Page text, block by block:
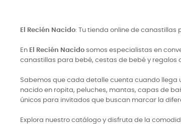
El Recién Nacido: Tu tienda online de canastillas
En El Recién Nacido somos especialistas en
canastillas para bebé, cestas de bebé y regalos
Sabemos que cada detalle cuenta cuando llega
nacido en ropita, peluches, mantas, capas de
únicos para invitados que buscan marcar la
Explora nuestro catálogo y disfruta de la